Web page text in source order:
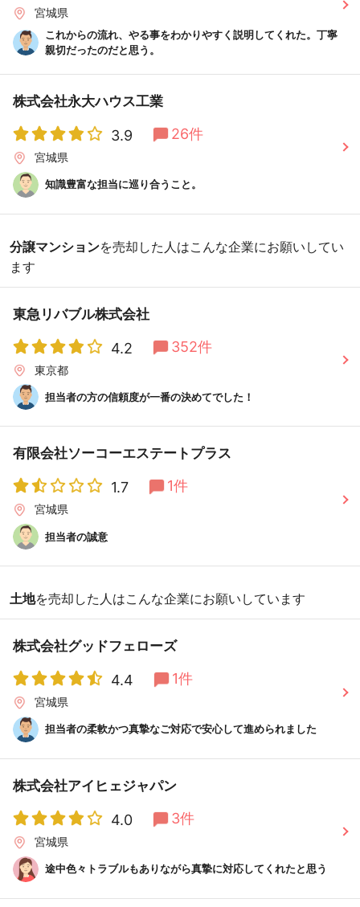
宮城県
これからの流れ、やる事をわかりやすく説明してくれた。丁寧
親切だったのだと思う。
株式会社永大ハウス工業
3.9 26件
宮城県
知識豊富な担当に巡り合うこと。
分譲マンションを売却した人はこんな企業にお願いしてい
ます
東急リバブル株式会社
4.2 352件
東京都
担当者の方の信頼度が一番の決めてでした！
有限会社ソーコーエステートプラス
1.7 1件
宮城県
担当者の誠意
土地を売却した人はこんな企業にお願いしています
株式会社グッドフェローズ
4.4 1件
宮城県
担当者の柔軟かつ真摯なご対応で安心して進められました
株式会社アイヒェジャパン
4.0 3件
宮城県
途中色々トラブルもありながら真摯に対応してくれたと思う